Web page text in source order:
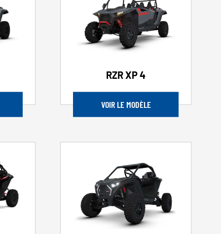
RZR XP 4
VOIR LE MODÈLE